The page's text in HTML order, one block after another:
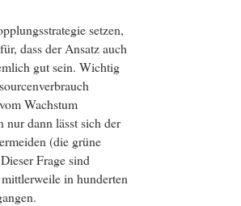
setzen,
dass der Ansatz auch
gut sein. Wichtig
Wachstum
dann lässt sich der
(die grüne
Frage sind
in hunderten